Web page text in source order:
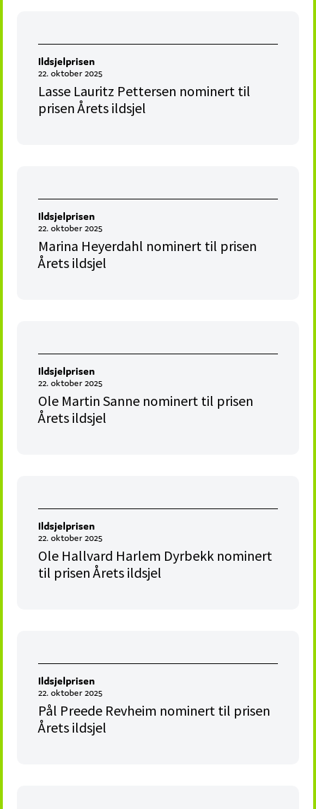
Ildsjelprisen
22. oktober 2025
Lasse Lauritz Pettersen nominert til
prisen Årets ildsjel
Ildsjelprisen
22. oktober 2025
Marina Heyerdahl nominert til prisen
Årets ildsjel
Ildsjelprisen
22. oktober 2025
Ole Martin Sanne nominert til prisen
Årets ildsjel
Ildsjelprisen
22. oktober 2025
Ole Hallvard Harlem Dyrbekk nominert
til prisen Årets ildsjel
Ildsjelprisen
22. oktober 2025
Pål Preede Revheim nominert til prisen
Årets ildsjel